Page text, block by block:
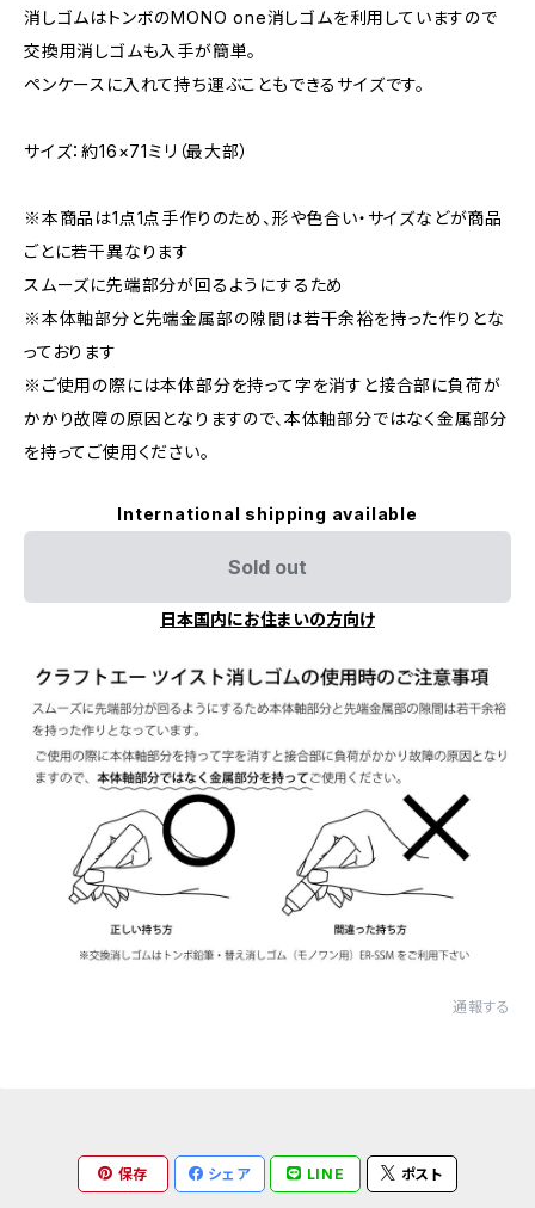
消しゴムはトンボのMONO one消しゴムを利用していますので
交換用消しゴムも入手が簡単。
ペンケースに入れて持ち運ぶこともできるサイズです。
サイズ：約16×71ミリ（最大部）
※本商品は1点1点手作りのため、形や色合い・サイズなどが商品
ごとに若干異なります
スムーズに先端部分が回るようにするため
※本体軸部分と先端金属部の隙間は若干余裕を持った作りとな
っております
※ご使用の際には本体部分を持って字を消すと接合部に負荷が
かかり故障の原因となりますので、本体軸部分ではなく金属部分
を持ってご使用ください。
International shipping available
Sold out
日本国内にお住まいの方向け
通報する
保存 シェア LINE ポスト